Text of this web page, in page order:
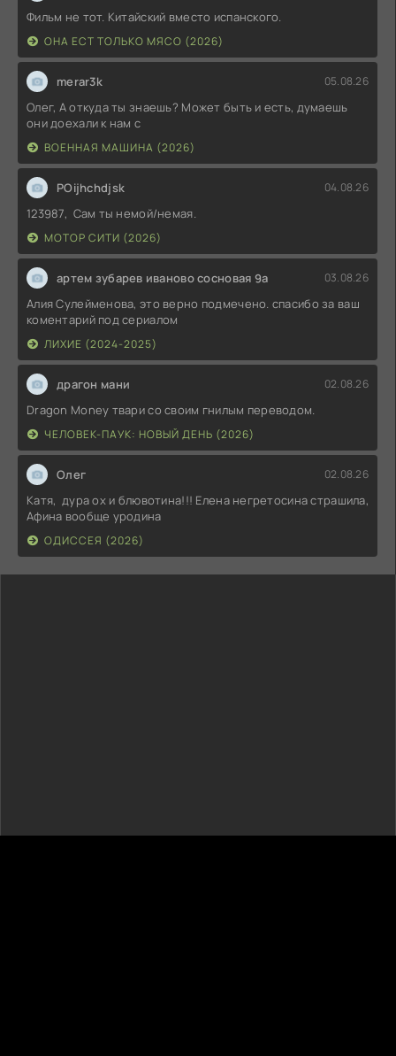
Фильм не тот. Китайский вместо испанского.
ОНА ЕСТ ТОЛЬКО МЯСО (2026)
merar3k 05.08.26
Олег, А откуда ты знаешь? Может быть и есть, думаешь
они доехали к нам с
ВОЕННАЯ МАШИНА (2026)
POijhchdjsk 04.08.26
123987, Сам ты немой/немая.
МОТОР СИТИ (2026)
артем зубарев иваново сосновая 9а 03.08.26
Алия Сулейменова, это верно подмечено. спасибо за ваш
коментарий под сериалом
ЛИХИЕ (2024-2025)
драгон мани 02.08.26
Dragon Money твари со своим гнилым переводом.
ЧЕЛОВЕК-ПАУК: НОВЫЙ ДЕНЬ (2026)
Олег 02.08.26
Катя, дура ох и блювотина!!! Елена негретосина страшила,
Афина вообще уродина
ОДИССЕЯ (2026)